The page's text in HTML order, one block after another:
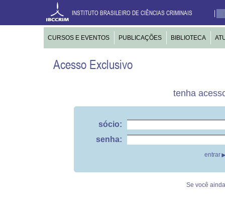
INSTITUTO BRASILEIRO DE CIÊNCIAS CRIMINAIS
CURSOS E EVENTOS PUBLICAÇÕES BIBLIOTECA
Acesso Exclusivo
tenha
sócio:
senha:
Se você